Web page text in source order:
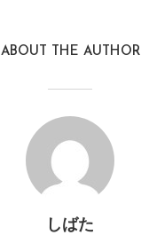
ABOUT THE AUTHOR
しばた